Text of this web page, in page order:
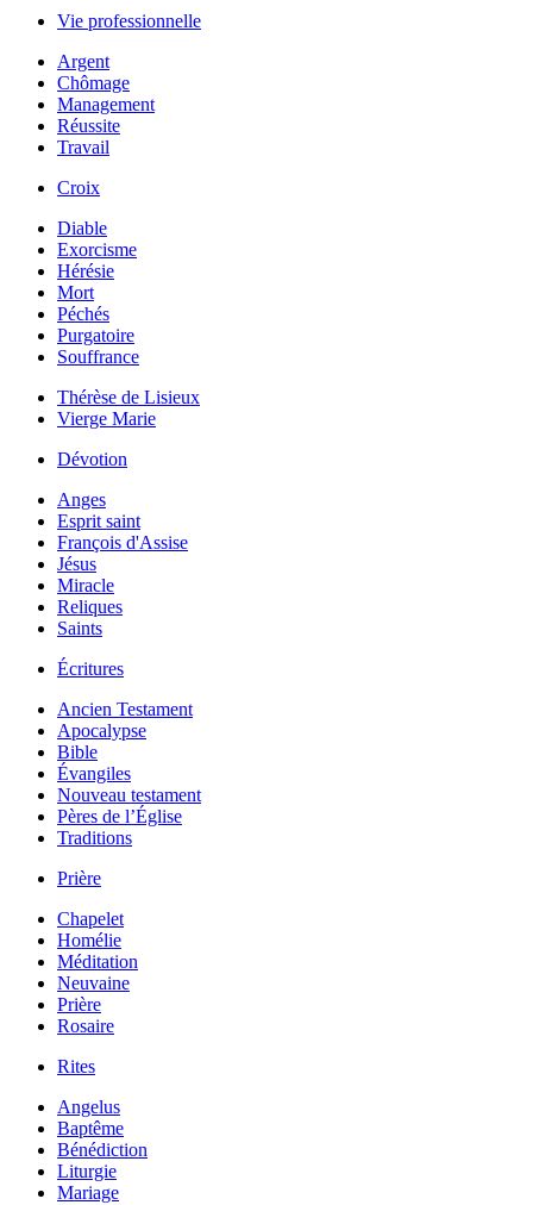
Vie professionnelle
Argent
Chômage
Management
Réussite
Travail
Croix
Diable
Exorcisme
Hérésie
Mort
Péchés
Purgatoire
Souffrance
Thérèse de Lisieux
Vierge Marie
Dévotion
Anges
Esprit saint
François d'Assise
Jésus
Miracle
Reliques
Saints
Écritures
Ancien Testament
Apocalypse
Bible
Évangiles
Nouveau testament
Pères de l’Église
Traditions
Prière
Chapelet
Homélie
Méditation
Neuvaine
Prière
Rosaire
Rites
Angelus
Baptême
Bénédiction
Liturgie
Mariage